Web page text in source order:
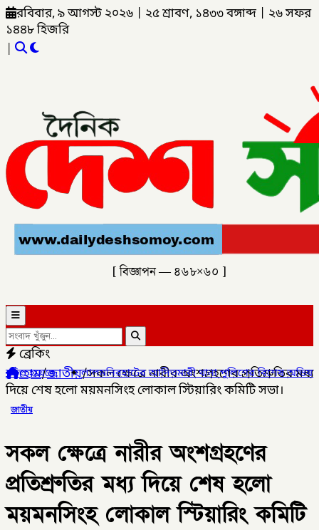
রবিবার, ৯ আগস্ট ২০২৬ ২৫ শ্রাবণ, ১৪৩৩ বঙ্গাব্দ
২৬ সফর
১৪৪৮ হিজরি
|
[ বিজ্ঞাপন — ৪৬৮×৬০ ]
ব্রেকিং
আদিতমারী থানা পুলিশের বিশেষ অভিযানে , মাদক সম্রাট
হোম/জাতীয়/সকল ক্ষেত্রে নারীর অংশগ্রহণের প্রতিশ্রুতির মধ্য
দিয়ে শেষ হলো ময়মনসিংহ লোকাল স্টিয়ারিং কমিটি সভা।
জাতীয়
সকল ক্ষেত্রে নারীর অংশগ্রহণের
প্রতিশ্রুতির মধ্য দিয়ে শেষ হলো
ময়মনসিংহ লোকাল স্টিয়ারিং কমিটি